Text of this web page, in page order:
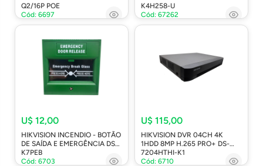
Q2/16P POE
Cód: 6697
K4H258-U
Cód: 67262
U$ 12,00
HIKVISION INCENDIO - BOTÃO
DE SAÍDA E EMERGÊNCIA DS-
K7PEB
Cód: 6703
U$ 115,00
HIKVISION DVR 04CH 4K
1HDD 8MP H.265 PRO+ DS-
7204HTHI-K1
Cód: 6710